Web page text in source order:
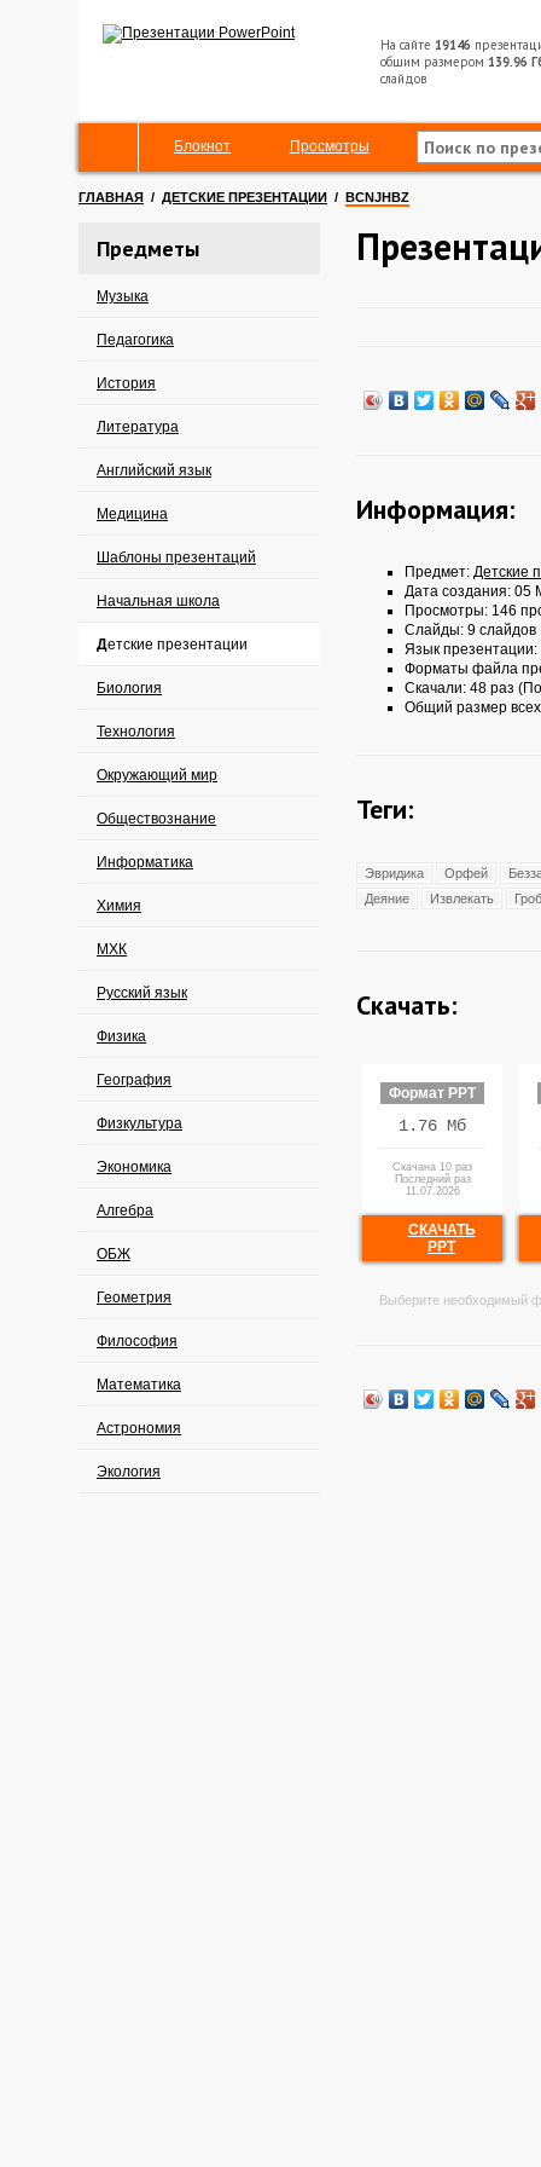
На сайте 19146
общим размером 139.96
слайдов
Блокнот Просмотры
ГЛАВНАЯ / ДЕТСКИЕ ПРЕЗЕНТАЦИИ / BCNJHBZ
Предметы
Музыка
Педагогика
История
Литература
Английский язык
Медицина
Шаблоны презентаций
Начальная школа
Детские презентации
Биология
Технология
Окружающий мир
Обществознание
Информатика
Химия
МХК
Русский язык
Физика
География
Физкультура
Экономика
Алгебра
ОБЖ
Геометрия
Философия
Математика
Астрономия
Экология
Информация:
Предмет: Детские
Дата создания: 05
Просмотры: 146
Слайды: 9 слайдов
Язык презентации:
Форматы файла
Скачали: 48 раз
Общий размер
Теги:
Эвридика Орфей
Деяние
Извлекать
Скачать:
Формат PPT
1.76 Мб
Скачана 10 раз
Последний раз
11.07.2026
СКАЧАТЬ
PPT
Выберите необходимый